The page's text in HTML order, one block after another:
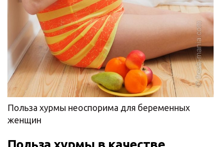
Польза хурмы неоспорима для беременных
женщин
Польза хурмы в качестве